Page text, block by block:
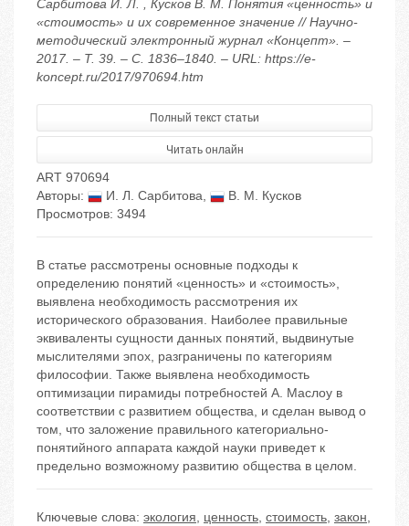
Сарбитова И. Л. , Кусков В. М. Понятия «ценность» и
«стоимость» и их современное значение // Научно-
методический электронный журнал «Концепт». –
2017. – Т. 39. – С. 1836–1840. – URL: https://e-
koncept.ru/2017/970694.htm
Полный текст статьи
Читать онлайн
ART 970694
Авторы:
И. Л. Сарбитова,
В. М. Кусков
Просмотров: 3494
В статье рассмотрены основные подходы к
определению понятий «ценность» и «стоимость»,
выявлена необходимость рассмотрения их
исторического образования. Наиболее правильные
эквиваленты сущности данных понятий, выдвинутые
мыслителями эпох, разграничены по категориям
философии. Также выявлена необходимость
оптимизации пирамиды потребностей А. Маслоу в
соответствии с развитием общества, и сделан вывод о
том, что заложение правильного категориально-
понятийного аппарата каждой науки приведет к
предельно возможному развитию общества в целом.
Ключевые слова: экология, ценность, стоимость, закон,